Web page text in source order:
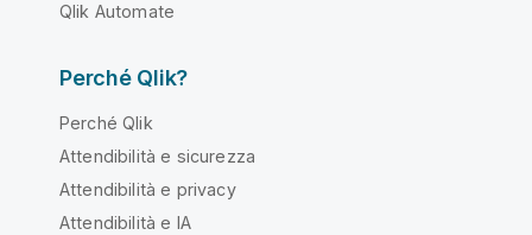
Qlik Automate
Perché Qlik?
Perché Qlik
Attendibilità e sicurezza
Attendibilità e privacy
Attendibilità e IA